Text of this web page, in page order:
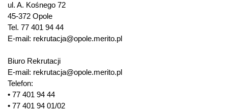
ul. A. Kośnego 72
45-372 Opole
Tel. 77 401 94 44
E-mail: rekrutacja@opole.merito.pl
Biuro Rekrutacji
E-mail: rekrutacja@opole.merito.pl
Telefon:
• 77 401 94 44
• 77 401 94 01/02